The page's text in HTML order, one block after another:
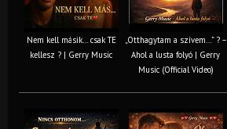
Nem kell másik… csak TE
kellesz ? | Gerry Music
„Otthagytam a szívem…” ? –
Ahol a lusta folyó | Gerry
Music (Official Video)